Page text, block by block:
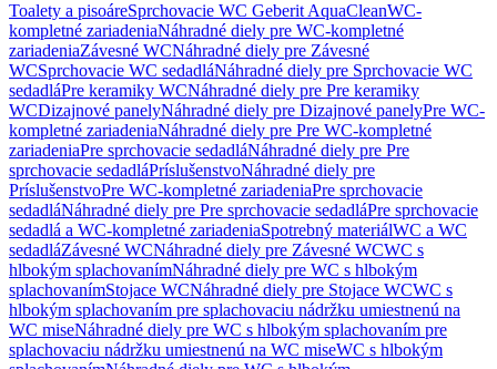
Toalety a pisoáreSprchovacie WC Geberit AquaCleanWC-
kompletné zariadeniaNáhradné diely pre WC-kompletné
zariadeniaZávesné WCNáhradné diely pre Závesné
WCSprchovacie WC sedadláNáhradné diely pre Sprchovacie WC
sedadláPre keramiky WCNáhradné diely pre Pre keramiky
WCDizajnové panelyNáhradné diely pre Dizajnové panelyPre WC-
kompletné zariadeniaNáhradné diely pre Pre WC-kompletné
zariadeniaPre sprchovacie sedadláNáhradné diely pre Pre
sprchovacie sedadláPríslušenstvoNáhradné diely pre
PríslušenstvoPre WC-kompletné zariadeniaPre sprchovacie
sedadláNáhradné diely pre Pre sprchovacie sedadláPre sprchovacie
sedadlá a WC-kompletné zariadeniaSpotrebný materiálWC a WC
sedadláZávesné WCNáhradné diely pre Závesné WCWC s
hlbokým splachovanímNáhradné diely pre WC s hlbokým
splachovanímStojace WCNáhradné diely pre Stojace WCWC s
hlbokým splachovaním pre splachovaciu nádržku umiestnenú na
WC miseNáhradné diely pre WC s hlbokým splachovaním pre
splachovaciu nádržku umiestnenú na WC miseWC s hlbokým